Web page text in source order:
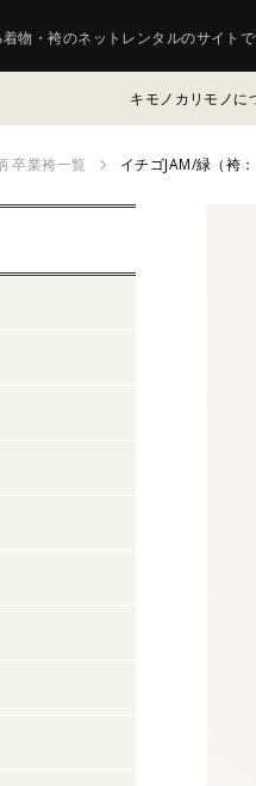
物・袴のネットレンタルのサイト
キモノカリモノに
卒業袴一覧 イチゴJAM/緑（袴